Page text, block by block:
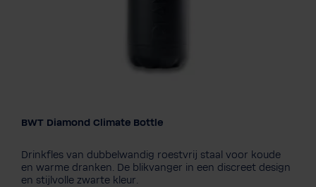
Editie
World Water Day - Pink
Windhager
BWT Diamond Climate Bottle
Drinkfles van dubbelwandig roestvrij staal voor koude
en warme dranken. De blikvanger in een discreet design
en stijlvolle zwarte kleur.